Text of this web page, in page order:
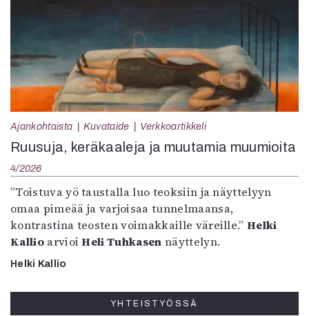
Ajankohtaista Kuvataide Verkkoartikkeli
Ruusuja, keräkaaleja ja muutamia muumioita
4/2026
”Toistuva yö taustalla luo teoksiin ja näyttelyyn
omaa pimeää ja varjoisaa tunnelmaansa,
kontrastina teosten voimakkaille väreille.”Helki
KallioarvioiHeli Tuhkasen näyttelyn.
Helki Kallio
YHTEISTYÖSSÄ